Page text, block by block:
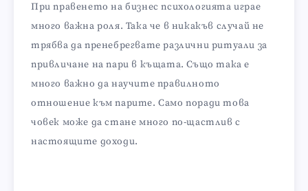
При правенето на бизнес психологията играе
много важна роля. Така че в никакъв случай не
трябва да пренебрегвате различни ритуали за
привличане на пари в къщата. Също така е
много важно да научите правилното
отношение към парите. Само поради това
човек може да стане много по-щастлив с
настоящите доходи.